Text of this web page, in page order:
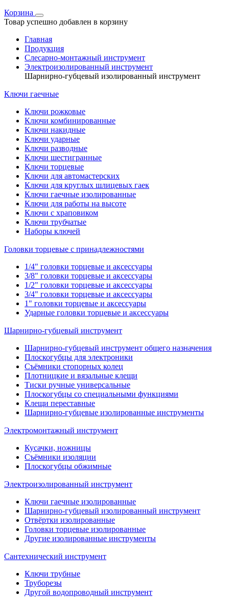
Корзина
Товар успешно добавлен в корзину
Главная
Продукция
Слесарно-монтажный инструмент
Электроизолированный инструмент
Шарнирно-губцевый изолированный инструмент
Ключи гаечные
Ключи рожковые
Ключи комбинированные
Ключи накидные
Ключи ударные
Ключи разводные
Ключи шестигранные
Ключи торцевые
Ключи для автомастерских
Ключи для круглых шлицевых гаек
Ключи гаечные изолированные
Ключи для работы на высоте
Ключи с храповиком
Ключи трубчатые
Наборы ключей
Головки торцевые с принадлежностями
1/4" головки торцевые и аксессуары
3/8" головки торцевые и аксессуары
1/2" головки торцевые и аксессуары
3/4" головки торцевые и аксессуары
1" головки торцевые и аксессуары
Ударные головки торцевые и аксессуары
Шарнирно-губцевый инструмент
Шарнирно-губцевый инструмент общего назначения
Плоскогубцы для электроники
Съёмники стопорных колец
Плотницкие и вязальные клещи
Тиски ручные универсальные
Плоскогубцы со специальными функциями
Клещи переставные
Шарнирно-губцевые изолированные инструменты
Электромонтажный инструмент
Кусачки, ножницы
Съёмники изоляции
Плоскогубцы обжимные
Электроизолированный инструмент
Ключи гаечные изолированные
Шарнирно-губцевый изолированный инструмент
Отвёртки изолированные
Головки торцевые изолированные
Другие изолированные инструменты
Сантехнический инструмент
Ключи трубные
Труборезы
Другой водопроводный инструмент